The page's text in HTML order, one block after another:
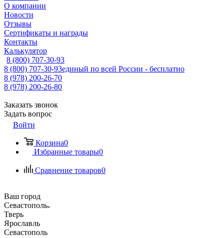
О компании
Новости
Отзывы
Сертификаты и награды
Контакты
Калькулятор
8 (800) 707-30-93
8 (800) 707-30-93единый по всей России - бесплатно
8 (978) 200-26-70
8 (978) 200-26-80
Заказать звонок
Задать вопрос
Войти
Корзина0
Избранные товары0
Сравнение товаров0
Ваш город
Севастополь
Тверь
Ярославль
Севастополь